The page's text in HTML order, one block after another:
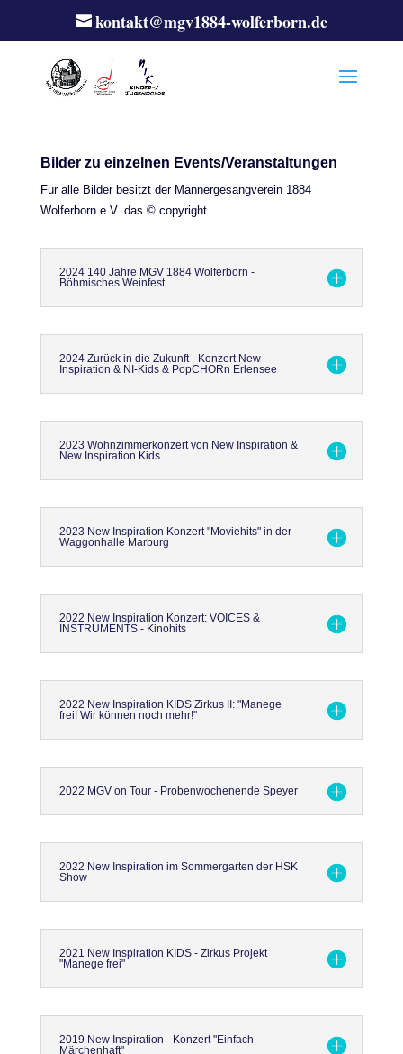
kontakt@mgv1884-wolferborn.de
Bilder zu einzelnen Events/Veranstaltungen
Für alle Bilder besitzt der Männergesangverein 1884
Wolferborn e.V. das © copyright
2024 140 Jahre MGV 1884 Wolferborn -
Böhmisches Weinfest
2024 Zurück in die Zukunft - Konzert New
Inspiration & NI-Kids & PopCHORn Erlensee
2023 Wohnzimmerkonzert von New Inspiration &
New Inspiration Kids
2023 New Inspiration Konzert "Moviehits" in der
Waggonhalle Marburg
2022 New Inspiration Konzert: VOICES &
INSTRUMENTS - Kinohits
2022 New Inspiration KIDS Zirkus II: "Manege
frei! Wir können noch mehr!"
2022 MGV on Tour - Probenwochenende Speyer
2022 New Inspiration im Sommergarten der HSK
Show
2021 New Inspiration KIDS - Zirkus Projekt
"Manege frei"
2019 New Inspiration - Konzert "Einfach
Märchenhaft"